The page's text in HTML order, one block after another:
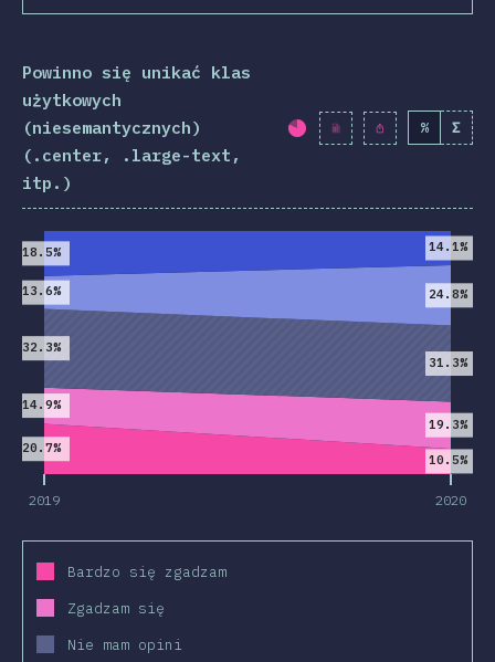
Powinno się unikać klas
użytkowych
(niesemantycznych)
(.center, .large-text,
itp.)
Procent ukończenia:
% Σ
2019 2020
2019 2020
20.7%
10.5%
14.9%
19.3%
32.3%
31.3%
13.6% 24.8%
18.5% 14.1%
Bardzo się zgadzam
Zgadzam się
Nie mam opini